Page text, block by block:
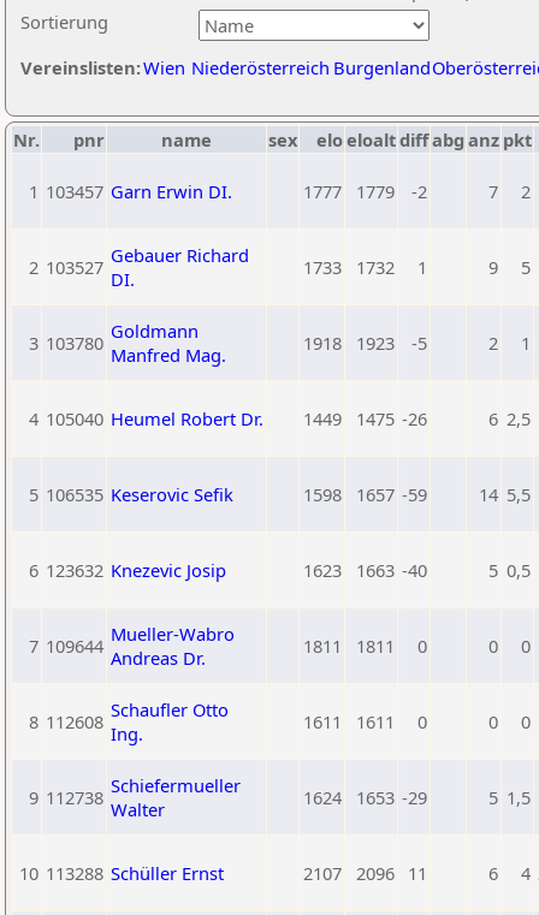
Sortierung
Vereinslisten:Wien Niederösterreich Burgenland
Nr. pnr name sex eloeloaltdiffabg anz pkt
1 103457 Garn Erwin DI. 1777 1779 -2 7 2
2 103527 Gebauer Richard
DI.
1733 1732 1 9 5
3 103780 Goldmann
Manfred Mag.
1918 1923 -5 2 1
4 105040 Heumel Robert Dr. 1449 1475 -26 6 2,5
5 106535 Keserovic Sefik 1598 1657 -59 14 5,5
6 123632 Knezevic Josip 1623 1663 -40 5 0,5
7 109644 Mueller-Wabro
Andreas Dr.
1811 1811 0 0 0
8 112608 Schaufler Otto
Ing.
1611 1611 0 0 0
9 112738 Schiefermueller
Walter
1624 1653 -29 5 1,5
10 113288 Schüller Ernst 2107 2096 11 6 4